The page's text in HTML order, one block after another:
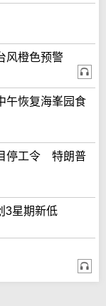
风橙色预警
午恢复海峯园食
停工令 特朗普
3星期新低